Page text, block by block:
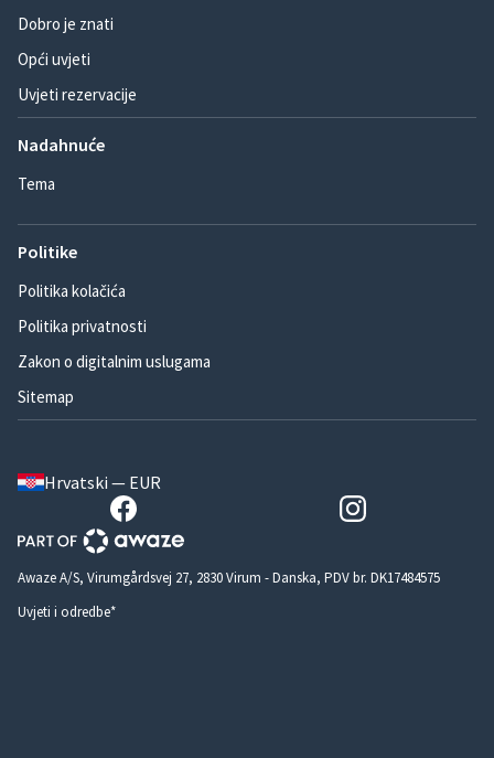
Dobro je znati
Opći uvjeti
Uvjeti rezervacije
Nadahnuće
Tema
Politike
Politika kolačića
Politika privatnosti
Zakon o digitalnim uslugama
Sitemap
Hrvatski — EUR
Awaze A/S, Virumgårdsvej 27, 2830 Virum - Danska, PDV br. DK17484575
Uvjeti i odredbe*